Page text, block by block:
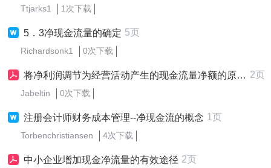
Ttjarks1 1次下载
5．3净现金流量的确定 5页
Richardsonk1 0次下载
将净利润调节为经营活动产生的现金流量净额的原理及方法 2页
Jabeltin 0次下载
注册会计师财务成本管理--净现金流的概念 1页
Torbenchristiansen 4次下载
中小企业增加现金净流量的有效途径 2页